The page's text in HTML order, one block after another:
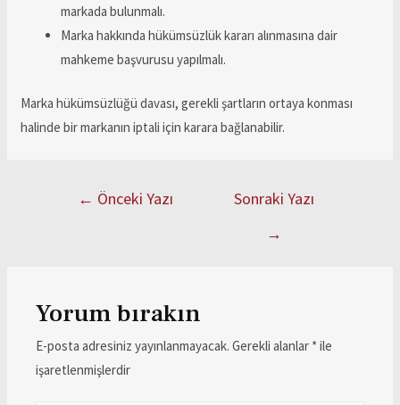
markada bulunmalı.
Marka hakkında hükümsüzlük kararı alınmasına dair
mahkeme başvurusu yapılmalı.
Marka hükümsüzlüğü davası, gerekli şartların ortaya konması
halinde bir markanın iptali için karara bağlanabilir.
← Önceki Yazı
Sonraki Yazı
→
Yorum bırakın
E-posta adresiniz yayınlanmayacak. Gerekli alanlar *ile
işaretlenmişlerdir